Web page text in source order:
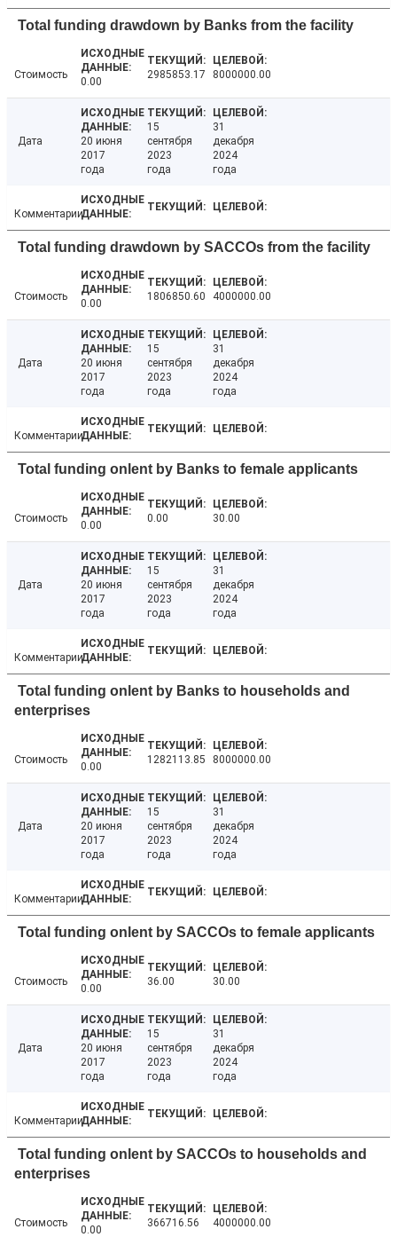
Total funding drawdown by Banks from the facility
Стоимость
0.00
2985853.17 8000000.00
Дата
20 июня
2017
года
15
сентября
2023
года
31
декабря
2024
года
Комментарии
Total funding drawdown by SACCOs from the facility
Стоимость
0.00
1806850.60 4000000.00
Дата
20 июня
2017
года
15
сентября
2023
года
31
декабря
2024
года
Комментарии
Total funding onlent by Banks to female applicants
Стоимость
0.00
0.00 30.00
Дата
20 июня
2017
года
15
сентября
2023
года
31
декабря
2024
года
Комментарии
Total funding onlent by Banks to households and
enterprises
Стоимость
0.00
1282113.85 8000000.00
Дата
20 июня
2017
года
15
сентября
2023
года
31
декабря
2024
года
Комментарии
Total funding onlent by SACCOs to female applicants
Стоимость
0.00
36.00 30.00
Дата
20 июня
2017
года
15
сентября
2023
года
31
декабря
2024
года
Комментарии
Total funding onlent by SACCOs to households and
enterprises
Стоимость
0.00
366716.56 4000000.00